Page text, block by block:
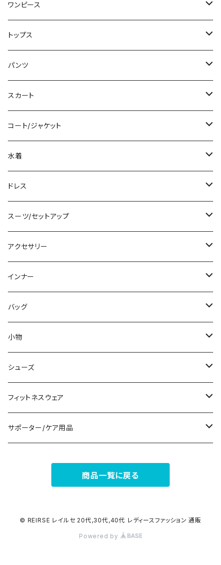
ワンピース
ミニ/ショート
ミディアム/ミモレ
ロング/マキシ
袖付き
ノースリーブ
その他
チュニック
トップス
Tシャツ/カットソー
タンクトップ/キャミソール
シャツ/ブラウス
ベアトップ/チューブトップ
カーディガン/ボレロ
ニット/セーター
パーカー
スウェット/トレーナー
その他
パンツ
ショート丈
クロップド丈
ロング丈
デニム
レギンス
その他
オールインワン
スカート
ミニ/ショート
ミディアム/ミモレ
ロング
その他
コート/ジャケット
コート
ジャケット
その他
水着
タンキニ
バンドゥビキニ
ワンピース
ラッシュガード
その他
ドレス
ミニ/ショート
ミディアム/ミモレ
ロング/マキシ
袖付き
ノースリーブ
パンツドレス
ナイトドレス
その他
スーツ/セットアップ
パンツスーツ
スカートスーツ
その他
アクセサリー
ネックレス
ブレスレット
ピアス
コサージュ
リング
その他
インナー
ブラ/ブラトップ/ベアトップ
ショーツ
タンクトップ/キャミソール
半袖/5分
7分/長袖
ペチコート/ペチパンツ
その他
バッグ
サブバッグ
クラッチバッグ
トートバッグ
ショルダーバッグ
カジュアルバッグ
バックパック
小物
マフラー/スカーフ/ストール
財布
アクセサリーケース
シューズ
スニーカー
ブーツ
その他
フィットネスウェア
セット販売
タイツ
サポーター/ケア用品
商品一覧に戻る
© REIRSE レイルセ 20代,30代,40代 レディースファッション 通販
Powered by